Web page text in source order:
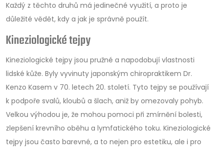
Každý z těchto druhů má jedinečné využití, a proto je
důležité vědět, kdy a jak je správně použít.
Kineziologické tejpy
Kineziologické tejpy jsou pružné a napodobují vlastnosti
lidské kůže. Byly vyvinuty japonským chiropraktikem Dr.
Kenzo Kasem v 70. letech 20. století. Tyto tejpy se používají
k podpoře svalů, kloubů a šlach, aniž by omezovaly pohyb.
Velkou výhodou je, že mohou pomoci při zmírnění bolesti,
zlepšení krevního oběhu a lymfatického toku. Kineziologické
tejpy jsou často barevné, a to nejen pro estetiku, ale i pro